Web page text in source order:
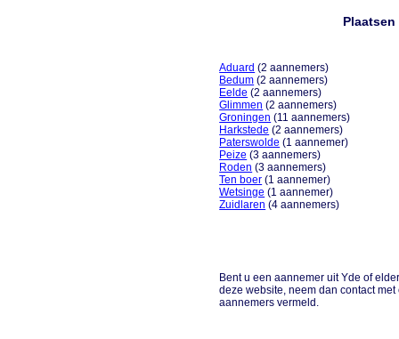
Aduard (2 aannemers)
Bedum (2 aannemers)
Eelde (2 aannemers)
Glimmen (2 aannemers)
Groningen (11 aannemers)
Harkstede (2 aannemers)
Paterswolde (1 aannemer)
Peize (3 aannemers)
Roden (3 aannemers)
Ten boer (1 aannemer)
Wetsinge (1 aannemer)
Zuidlaren (4 aannemers)
Bent u een aannemer uit Yde of
deze website, neem dan contact
aannemers vermeld.